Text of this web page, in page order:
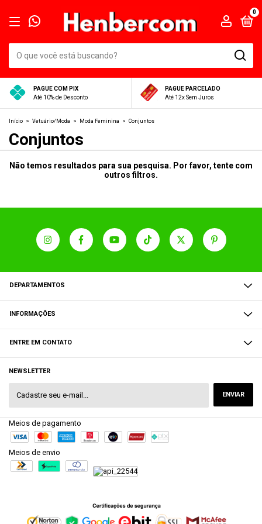
0
PAGUE COM PIX
Até 10% de Desconto
PAGUE PARCELADO
Até 12x Sem Juros
Início > Vetuário/Moda > Moda Feminina > Conjuntos
Conjuntos
Não temos resultados para sua pesquisa. Por favor, tente com
outros filtros.
DEPARTAMENTOS
INFORMAÇÕES
ENTRE EM CONTATO
NEWSLETTER
Meios de pagamento
Meios de envio